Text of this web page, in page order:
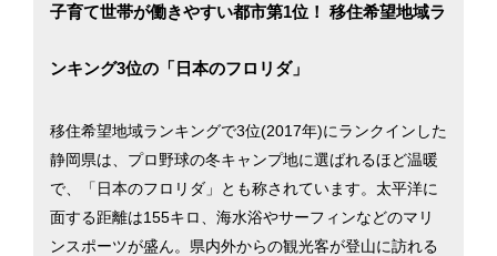
子育て世帯が働きやすい都市第1位！ 移住希望地域ラ
ンキング3位の「日本のフロリダ」
移住希望地域ランキングで3位(2017年)にランクインした
静岡県は、プロ野球の冬キャンプ地に選ばれるほど温暖
で、「日本のフロリダ」とも称されています。太平洋に
面する距離は155キロ、海水浴やサーフィンなどのマリ
ンスポーツが盛ん。県内外からの観光客が登山に訪れる